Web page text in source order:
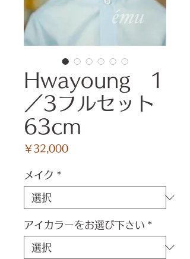
Hwayoung 1
／3フルセット
63cm
￥32,000価
メイク *
アイカラーをお選び下さい *